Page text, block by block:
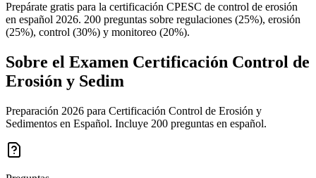
Prepárate gratis para la certificación CPESC de control de erosión
en español 2026. 200 preguntas sobre regulaciones (25%), erosión
(25%), control (30%) y monitoreo (20%).
Sobre el Examen Certificación Control de
Erosión y Sedim
Preparación 2026 para Certificación Control de Erosión y
Sedimentos en Español. Incluye 200 preguntas en español.